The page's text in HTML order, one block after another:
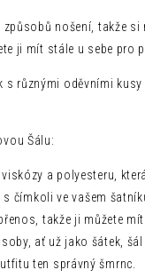
nošení, takže
ji mít stále u sebe pro
různými oděvními
Šálu:
a polyesteru,
čímkoli ve vašem
takže ji můžete mít
ať už jako šátek, šál
ten správný šmrnc.